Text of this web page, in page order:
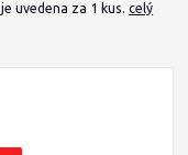
uvedena za 1 kus.celý